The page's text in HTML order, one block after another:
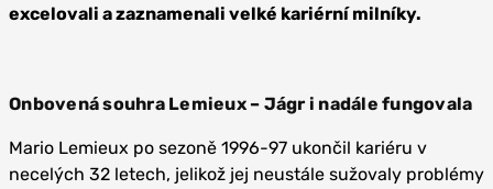
excelovali a zaznamenali velké kariérní milníky.
Onbovená souhra Lemieux – Jágr i nadále fungovala
Mario Lemieux po sezoně 1996-97 ukončil kariéru v
necelých 32 letech, jelikož jej neustále sužovaly problémy